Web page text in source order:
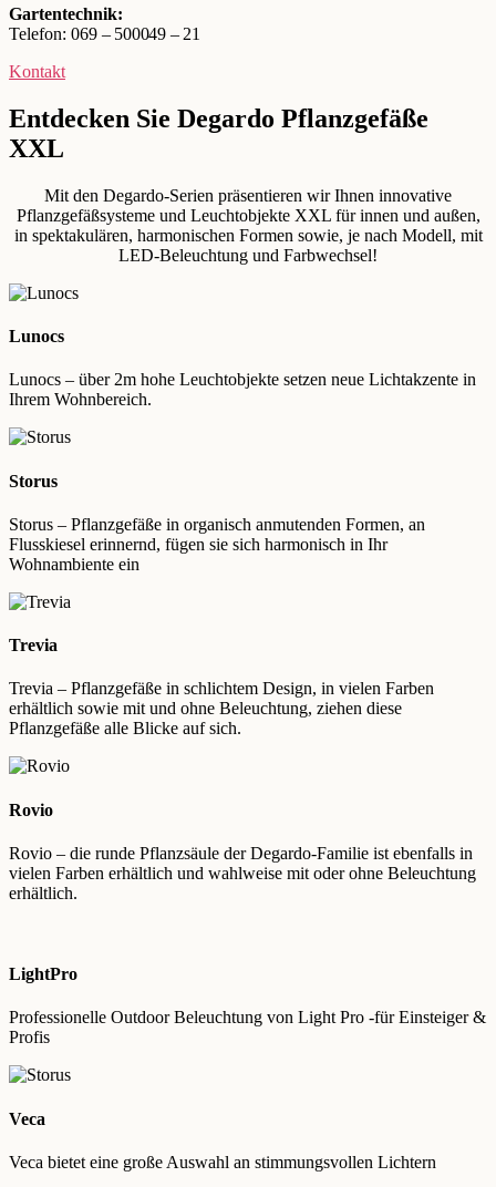
Gartentechnik:
Telefon: 069 – 500049 – 21
Kontakt
Entdecken Sie Degardo Pflanzgefäße
XXL
Mit den Degardo-Serien präsentieren wir Ihnen innovative
Pflanzgefäßsysteme und Leuchtobjekte XXL für innen und außen,
in spektakulären, harmonischen Formen sowie, je nach Modell, mit
LED-Beleuchtung und Farbwechsel!
Lunocs
Lunocs – über 2m hohe Leuchtobjekte setzen neue Lichtakzente in
Ihrem Wohnbereich.
Storus
Storus – Pflanzgefäße in organisch anmutenden Formen, an
Flusskiesel erinnernd, fügen sie sich harmonisch in Ihr
Wohnambiente ein
Trevia
Trevia – Pflanzgefäße in schlichtem Design, in vielen Farben
erhältlich sowie mit und ohne Beleuchtung, ziehen diese
Pflanzgefäße alle Blicke auf sich.
Rovio
Rovio – die runde Pflanzsäule der Degardo-Familie ist ebenfalls in
vielen Farben erhältlich und wahlweise mit oder ohne Beleuchtung
erhältlich.
LightPro
Professionelle Outdoor Beleuchtung von Light Pro -für Einsteiger &
Profis
Veca
Veca bietet eine große Auswahl an stimmungsvollen Lichtern